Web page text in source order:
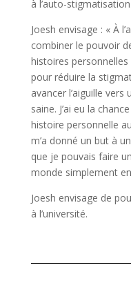
à l’auto-stigmatisation.
​​Joesh envisage : « À
combiner le pouvoir
histoires
pour réduire la
avancer l’aiguille
saine. J’ai eu la
histoire personnelle
m’a donné un but à
que je pouvais faire
monde simplement
Joesh envisage de
à l’université.